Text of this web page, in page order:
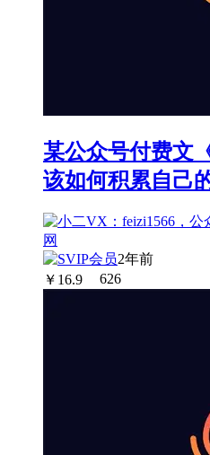
某公众号付费文
该如何积累自己
2年前
￥ 16.9 626